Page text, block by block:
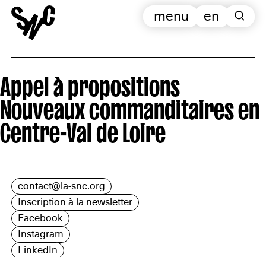
en
menu
Appel à propositions
Nouveaux commanditaires en
Centre-Val de Loire
contact@la-snc.org
Inscription à la newsletter
Facebook
Instagram
LinkedIn